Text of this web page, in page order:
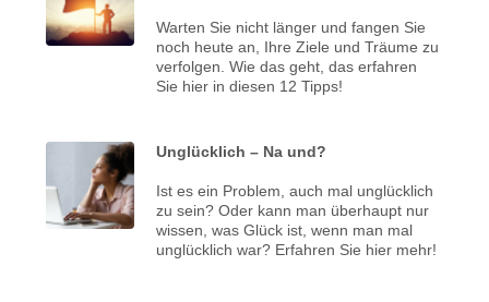
Warten Sie nicht länger und fangen Sie
noch heute an, Ihre Ziele und Träume zu
verfolgen. Wie das geht, das erfahren
Sie hier in diesen 12 Tipps!
Unglücklich – Na und?
Ist es ein Problem, auch mal unglücklich
zu sein? Oder kann man überhaupt nur
wissen, was Glück ist, wenn man mal
unglücklich war? Erfahren Sie hier mehr!